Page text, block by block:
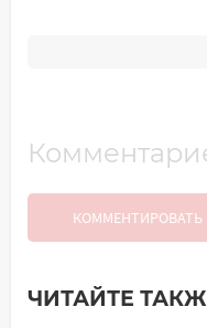
КОММЕНТИРОВАТЬ
Добавить
ЧИТАЙТЕ